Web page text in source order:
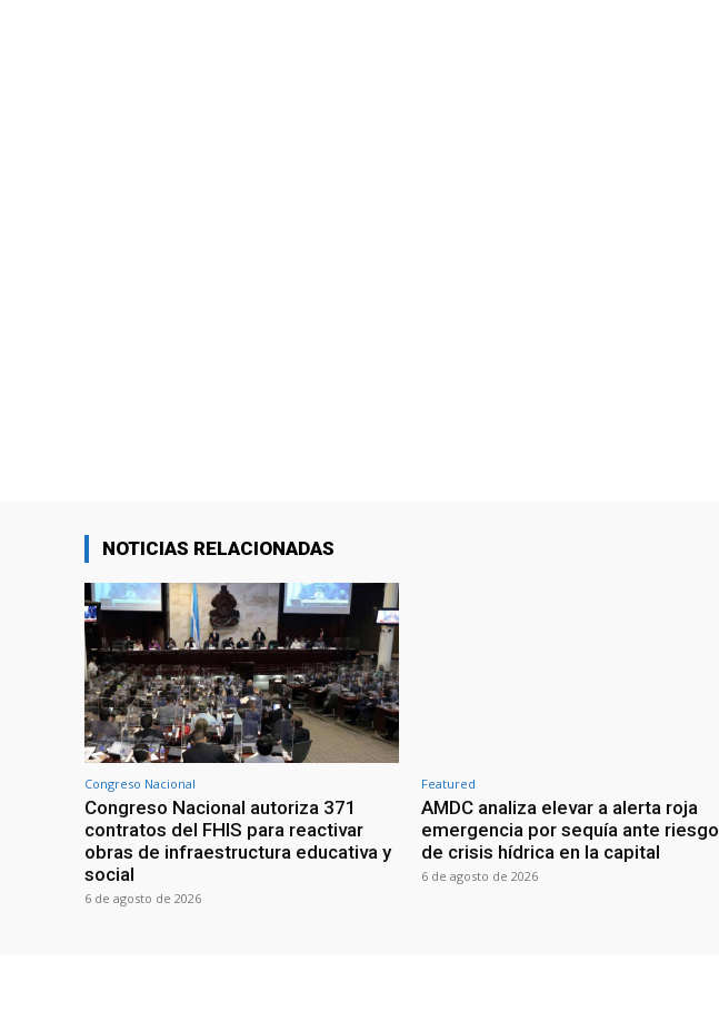
NOTICIAS RELACIONADAS
Congreso Nacional
Congreso Nacional autoriza 371
contratos del FHIS para reactivar
obras de infraestructura educativa y
social
6 de agosto de 2026
Featured
AMDC analiza elevar a alerta roja
emergencia por sequía ante riesgo
de crisis hídrica en la capital
6 de agosto de 2026